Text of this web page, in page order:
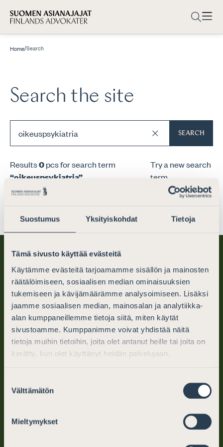
Suostumus Yksityiskohdat Tietoja
Tämä sivusto käyttää evästeitä
Käytämme evästeitä tarjoamamme sisällön ja mainosten
räätälöimiseen, sosiaalisen median ominaisuuksien
tukemiseen ja kävijämäärämme analysoimiseen. Lisäksi
jaamme sosiaalisen median, mainosalan ja analytiikka-
alan kumppaneillemme tietoja siitä, miten käytät
sivustoamme. Kumppanimme voivat yhdistää näitä
tietoja muihin tietoihin, joita olet antanut heille tai joita on
kerätty, kun olet käyttänyt heidän palvelujaan.
valinta
Välttämätön
Mieltymykset
Home/Search
Search the site
SEARCH
Results0pcs for search term
“oikeuspsykiatria”
Try a new search
term.
Finnish Bar Association
PO Box 194 (Mikonkatu 25)
tel. +358 (0)9 6866 120
Mon–Fri: 10–12, 13–15